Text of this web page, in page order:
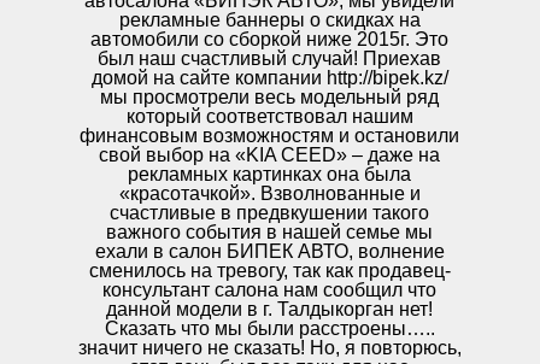
рекламные баннеры о скидках на
автомобили со сборкой ниже 2015г. Это
был наш счастливый случай! Приехав
домой на сайте компании http://bipek.kz/
мы просмотрели весь модельный ряд
который соответствовал нашим
финансовым возможностям и остановили
свой выбор на «KIA CEED» – даже на
рекламных картинках она была
«красотачкой». Взволнованные и
счастливые в предвкушении такого
важного события в нашей семье мы
ехали в салон БИПЕК АВТО, волнение
сменилось на тревогу, так как продавец-
консультант салона нам сообщил что
данной модели в г. Талдыкорган нет!
Сказать что мы были расстроены…..
значит ничего не сказать! Но, я повторюсь,